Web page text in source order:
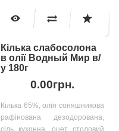
Кілька слабосолона
в олії Водный Мир в/
у 180г
0.00грн.
Кілька 65%, олія соняшникова
рафінована дезодорована,
сіль кухонна, оцет столовий